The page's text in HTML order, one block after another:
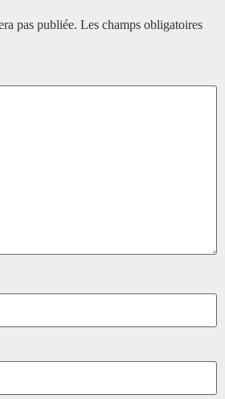
pas publiée. Les champs obligatoires